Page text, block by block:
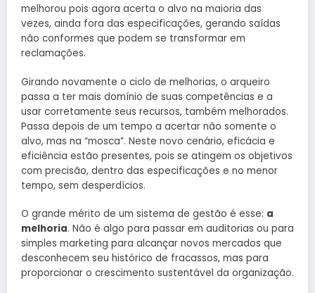
melhorou pois agora acerta o alvo na maioria das
vezes, ainda fora das especificações, gerando saídas
não conformes que podem se transformar em
reclamações.
Girando novamente o ciclo de melhorias, o arqueiro
passa a ter mais domínio de suas competências e a
usar corretamente seus recursos, também melhorados.
Passa depois de um tempo a acertar não somente o
alvo, mas na “mosca”. Neste novo cenário, eficácia e
eficiência estão presentes, pois se atingem os objetivos
com precisão, dentro das especificações e no menor
tempo, sem desperdícios.
O grande mérito de um sistema de gestão é esse: a
melhoria. Não é algo para passar em auditorias ou para
simples marketing para alcançar novos mercados que
desconhecem seu histórico de fracassos, mas para
proporcionar o crescimento sustentável da organização.